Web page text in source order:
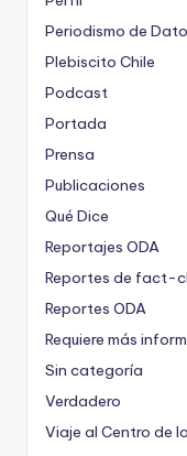
Periodismo de
Plebiscito Chile
Podcast
Portada
Prensa
Publicaciones
Qué Dice
Reportajes ODA
Reportes de fact-
Reportes ODA
Requiere más
Sin categoría
Verdadero
Viaje al Centro de